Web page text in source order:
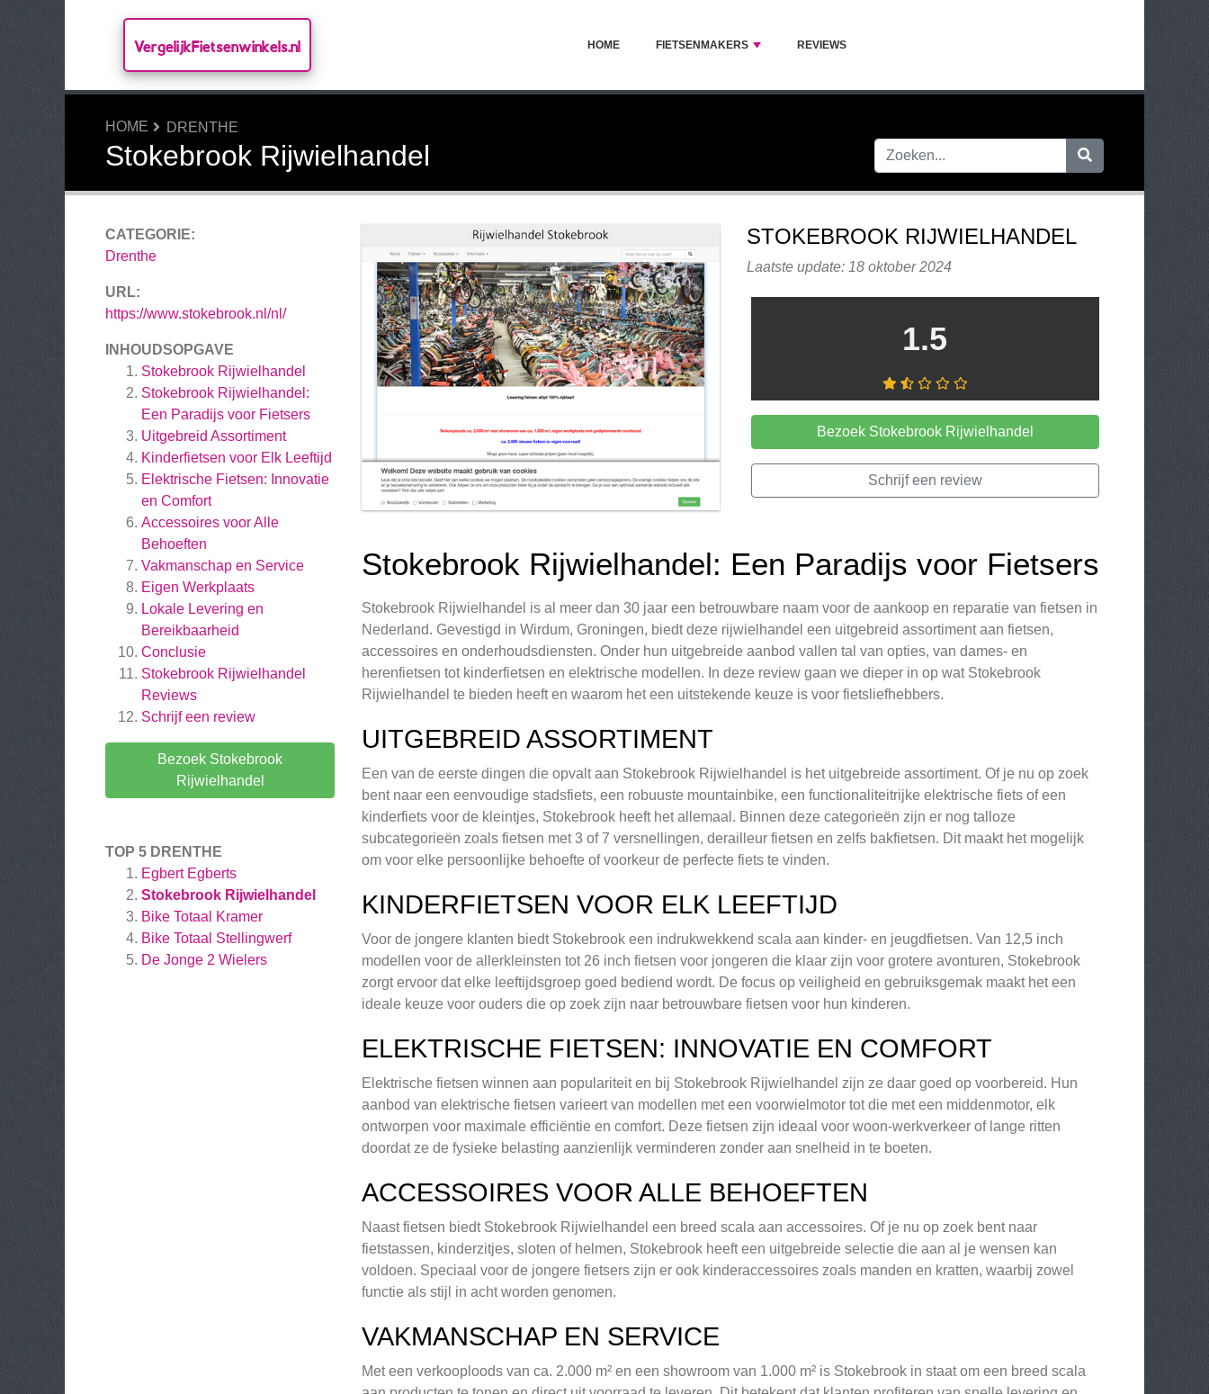
VergelijkFietsenwinkels.nl HOME FIETSENMAKERS REVIEWS
HOME DRENTHE
Stokebrook Rijwielhandel
CATEGORIE:
Drenthe
URL:
https://www.stokebrook.nl/nl/
INHOUDSOPGAVE
Stokebrook Rijwielhandel
Stokebrook Rijwielhandel:
Een Paradijs voor Fietsers
Uitgebreid Assortiment
Kinderfietsen voor Elk Leeftijd
Elektrische Fietsen: Innovatie
en Comfort
Accessoires voor Alle
Behoeften
Vakmanschap en Service
Eigen Werkplaats
Lokale Levering en
Bereikbaarheid
Conclusie
Stokebrook Rijwielhandel
Reviews
Schrijf een review
Bezoek Stokebrook
Rijwielhandel
TOP 5 DRENTHE
Egbert Egberts
Stokebrook Rijwielhandel
Bike Totaal Kramer
Bike Totaal Stellingwerf
De Jonge 2 Wielers
STOKEBROOK RIJWIELHANDEL
Laatste update: 18 oktober 2024
1.5
Bezoek Stokebrook Rijwielhandel
Schrijf een review
Stokebrook Rijwielhandel: Een Paradijs voor Fietsers
Stokebrook Rijwielhandel is al meer dan 30 jaar een betrouwbare naam voor de aankoop en reparatie van fietsen in
Nederland. Gevestigd in Wirdum, Groningen, biedt deze rijwielhandel een uitgebreid assortiment aan fietsen,
accessoires en onderhoudsdiensten. Onder hun uitgebreide aanbod vallen tal van opties, van dames- en
herenfietsen tot kinderfietsen en elektrische modellen. In deze review gaan we dieper in op wat Stokebrook
Rijwielhandel te bieden heeft en waarom het een uitstekende keuze is voor fietsliefhebbers.
UITGEBREID ASSORTIMENT
Een van de eerste dingen die opvalt aan Stokebrook Rijwielhandel is het uitgebreide assortiment. Of je nu op zoek
bent naar een eenvoudige stadsfiets, een robuuste mountainbike, een functionaliteitrijke elektrische fiets of een
kinderfiets voor de kleintjes, Stokebrook heeft het allemaal. Binnen deze categorieën zijn er nog talloze
subcategorieën zoals fietsen met 3 of 7 versnellingen, derailleur fietsen en zelfs bakfietsen. Dit maakt het mogelijk
om voor elke persoonlijke behoefte of voorkeur de perfecte fiets te vinden.
KINDERFIETSEN VOOR ELK LEEFTIJD
Voor de jongere klanten biedt Stokebrook een indrukwekkend scala aan kinder- en jeugdfietsen. Van 12,5 inch
modellen voor de allerkleinsten tot 26 inch fietsen voor jongeren die klaar zijn voor grotere avonturen, Stokebrook
zorgt ervoor dat elke leeftijdsgroep goed bediend wordt. De focus op veiligheid en gebruiksgemak maakt het een
ideale keuze voor ouders die op zoek zijn naar betrouwbare fietsen voor hun kinderen.
ELEKTRISCHE FIETSEN: INNOVATIE EN COMFORT
Elektrische fietsen winnen aan populariteit en bij Stokebrook Rijwielhandel zijn ze daar goed op voorbereid. Hun
aanbod van elektrische fietsen varieert van modellen met een voorwielmotor tot die met een middenmotor, elk
ontworpen voor maximale efficiëntie en comfort. Deze fietsen zijn ideaal voor woon-werkverkeer of lange ritten
doordat ze de fysieke belasting aanzienlijk verminderen zonder aan snelheid in te boeten.
ACCESSOIRES VOOR ALLE BEHOEFTEN
Naast fietsen biedt Stokebrook Rijwielhandel een breed scala aan accessoires. Of je nu op zoek bent naar
fietstassen, kinderzitjes, sloten of helmen, Stokebrook heeft een uitgebreide selectie die aan al je wensen kan
voldoen. Speciaal voor de jongere fietsers zijn er ook kinderaccessoires zoals manden en kratten, waarbij zowel
functie als stijl in acht worden genomen.
VAKMANSCHAP EN SERVICE
Met een verkooploods van ca. 2.000 m² en een showroom van 1.000 m² is Stokebrook in staat om een breed scala